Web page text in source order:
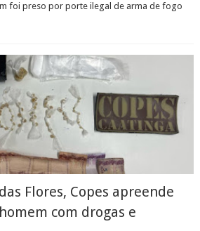
foi preso por porte ilegal de arma de fogo
Flores, Copes apreende
com drogas e